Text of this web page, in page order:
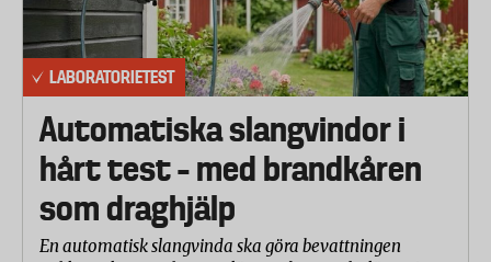
Muggarna fylldes med den nominella
fyllningsvolymen med 95°C varmt vatten och locket
stängdes. Vattentemperaturen mättes efter muggen
Samma procedur upprepades med muggarna i en
omgivningstemperatur av -10°C.
Material och konstruktion
Labbet testade
LABORATORIETEST
Automatiska slangvindor i
hårt test – med brandkåren
som draghjälp
En automatisk slangvinda ska göra bevattningen